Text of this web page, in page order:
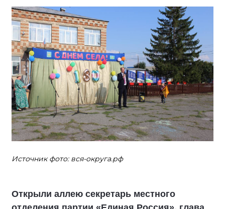
Источник фото: вся-округа.рф
Открыли аллею секретарь местного